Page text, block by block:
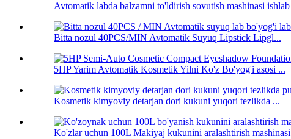
Avtomatik labda balzamni to'ldirish sovutish mashinasi
Bitta nozul 40PCS/MIN Avtomatik Suyuq Lipstick Lipgl...
5HP Yarim Avtomatik Kosmetik Yilni Ko'z Bo'yog'i asosi ...
Kosmetik kimyoviy detarjan dori kukuni yuqori tezlikda ...
Ko'zlar uchun 100L Makiyaj kukunini aralashtirish